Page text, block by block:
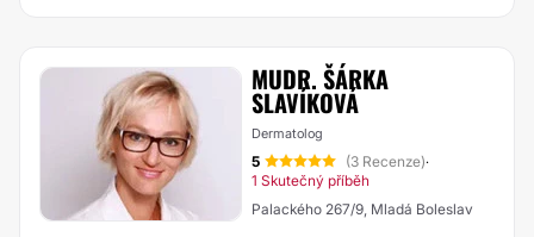
MUDR. ŠÁRKA
SLAVÍKOVÁ
Dermatolog
5 (3 Recenze)·
1 Skutečný příběh
Palackého 267/9, Mladá Boleslav